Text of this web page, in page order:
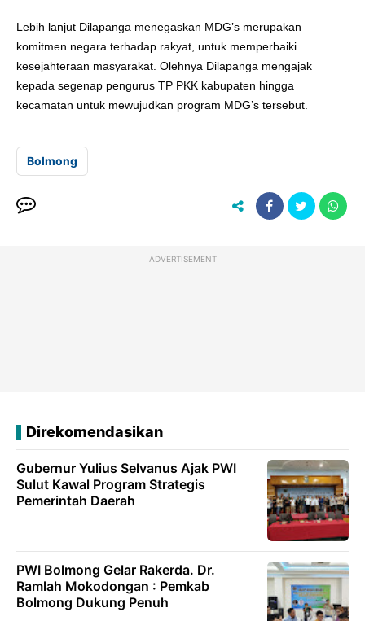
Lebih lanjut Dilapanga menegaskan MDG’s merupakan
komitmen negara terhadap rakyat, untuk memperbaiki
kesejahteraan masyarakat. Olehnya Dilapanga mengajak
kepada segenap pengurus TP PKK kabupaten hingga
kecamatan untuk mewujudkan program MDG’s tersebut.
Bolmong
ADVERTISEMENT
Direkomendasikan
Gubernur Yulius Selvanus Ajak PWI
Sulut Kawal Program Strategis
Pemerintah Daerah
PWI Bolmong Gelar Rakerda. Dr.
Ramlah Mokodongan : Pemkab
Bolmong Dukung Penuh